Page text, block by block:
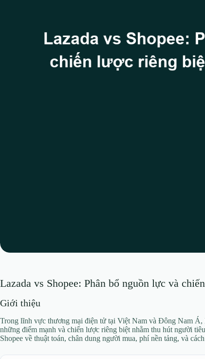
Lazada vs Shopee: Phân bổ nguồn lực và
Giới thiệu
Trong lĩnh vực thương mại điện tử tại Việt Nam và Đông Nam Á,
những điểm mạnh và chiến lược riêng biệt nhằm thu hút người
Shopee về thuật toán, chân dung người mua, phí nền tảng, và